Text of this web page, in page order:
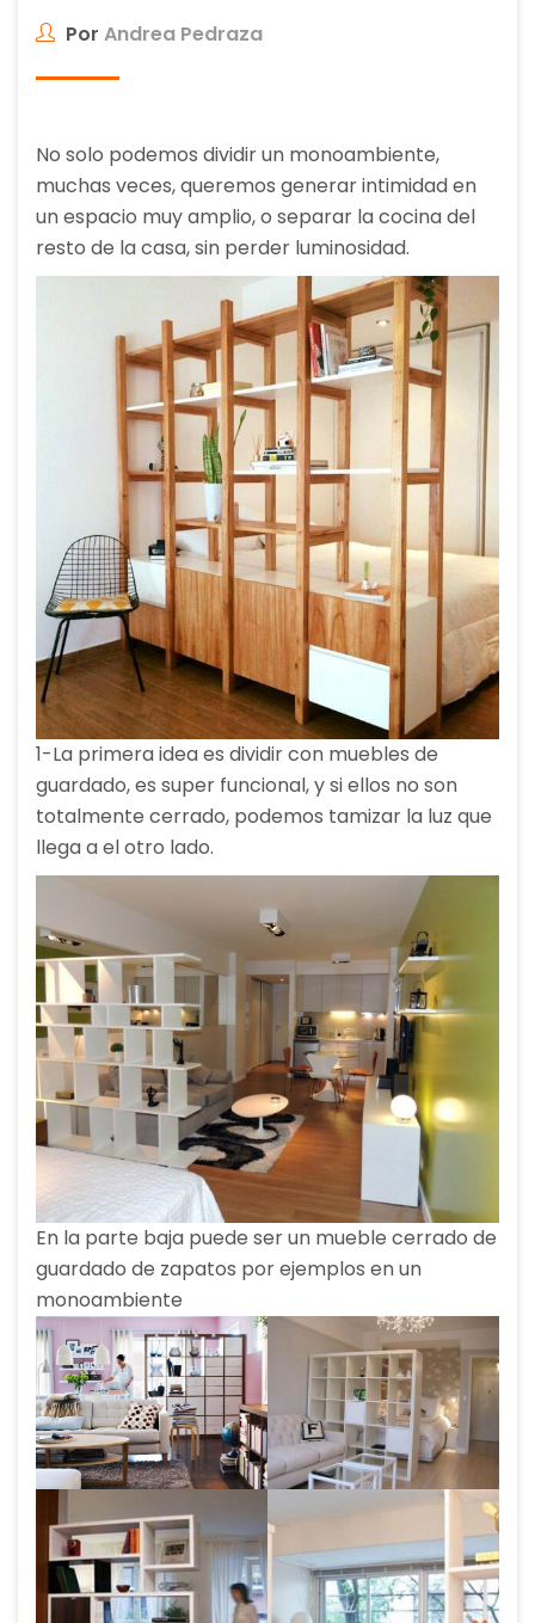
Por Andrea Pedraza
No solo podemos dividir un monoambiente,
muchas veces, queremos generar intimidad en
un espacio muy amplio, o separar la cocina del
resto de la casa, sin perder luminosidad.
1-La primera idea es dividir con muebles de
guardado, es super funcional, y si ellos no son
totalmente cerrado, podemos tamizar la luz que
llega a el otro lado.
En la parte baja puede ser un mueble cerrado de
guardado de zapatos por ejemplos en un
monoambiente